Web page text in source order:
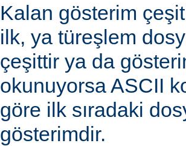
Kalan gösterim
ilk, ya türeşlem
çeşittir ya da
okunuyorsa ASCII
göre ilk sıradaki
gösterimdir.